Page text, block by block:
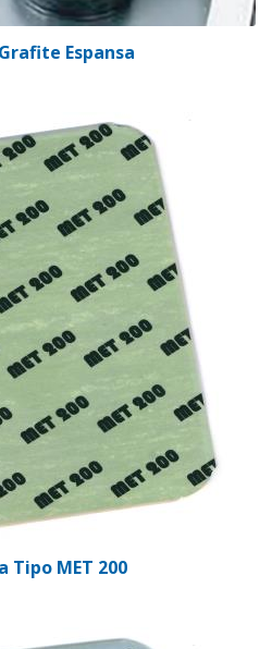
Espansa
Tipo MET 200